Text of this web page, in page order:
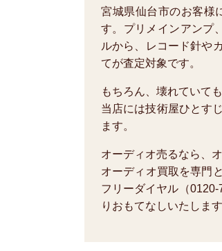
宮城県仙台市のお客様
す。プリメインアンプ
ルから、レコード針や
てが査定対象です。
もちろん、壊れていて
当店には技術屋ひとす
ます。
オーディオ売るなら、
オーディオ買取を専門
フリーダイヤル（
りおもてなしいたします